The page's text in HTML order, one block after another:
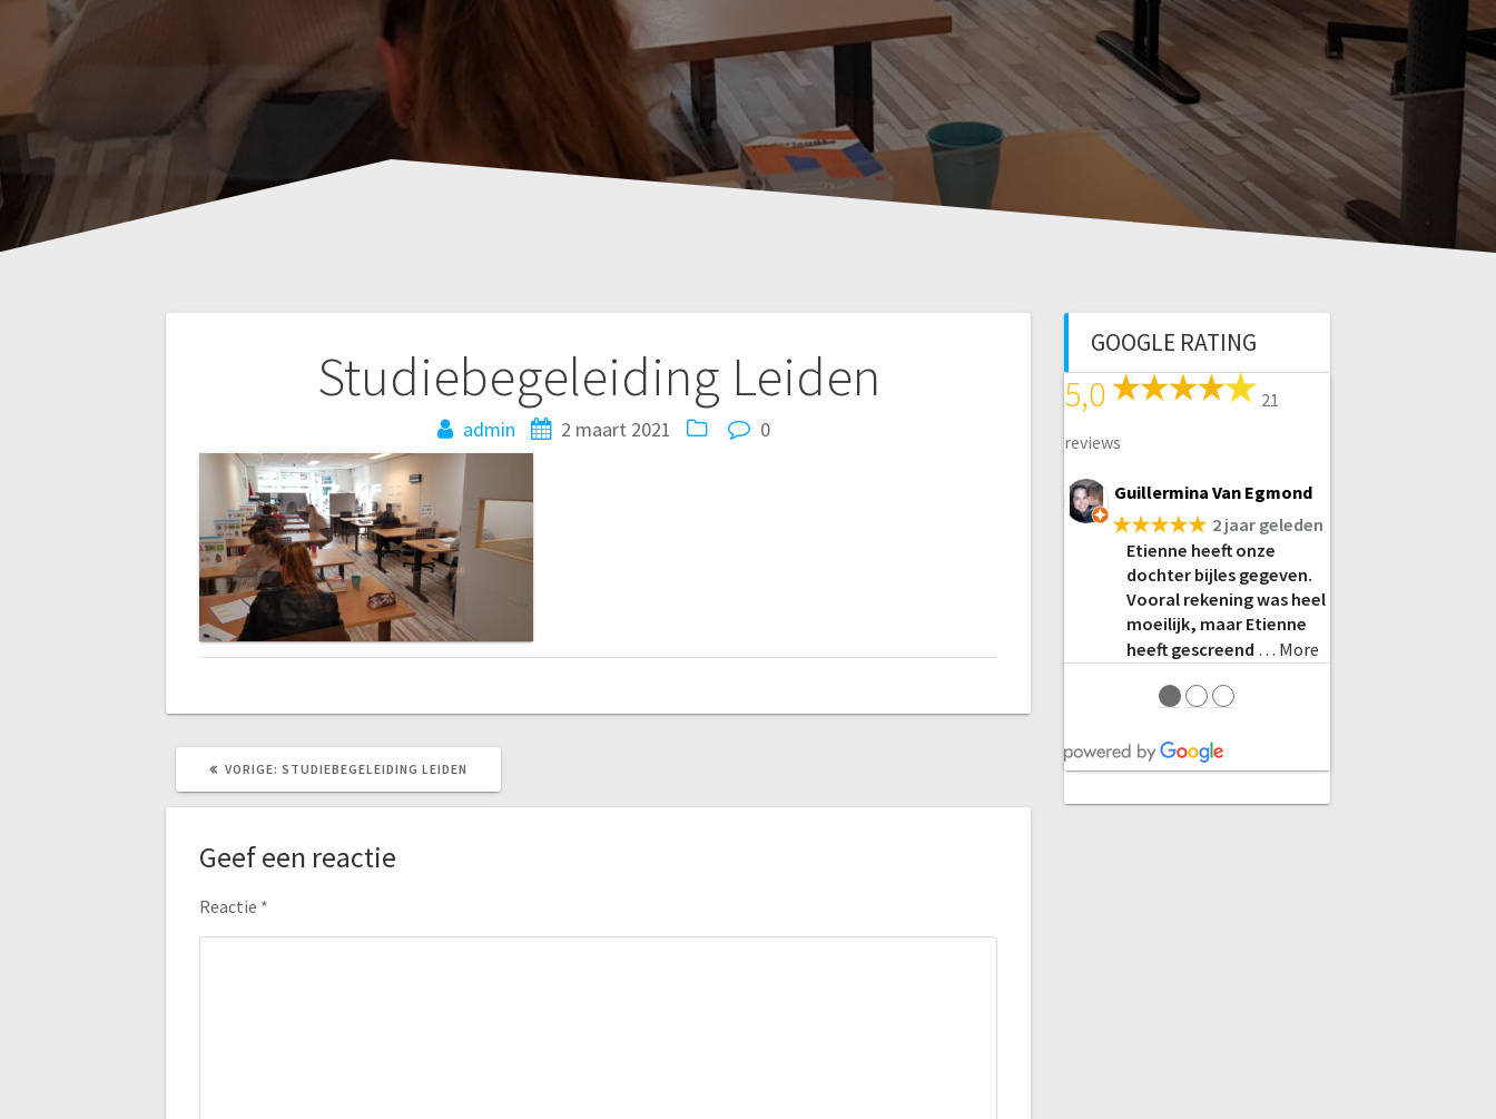
Studiebegeleiding Leiden
admin 2 maart 2021 0
Bericht
VORIGE: VORIG
STUDIEBEGELEIDING LEIDEN
Geef een reactie
Reactie *
GOOGLE RATING
5,0
21
reviews
Guillermina Van Egmond
★★★★★ 2 jaar geleden
Etienne heeft onze
dochter bijles gegeven.
Vooral rekening was heel
moeilijk, maar Etienne
heeft gescreend … More
●●●